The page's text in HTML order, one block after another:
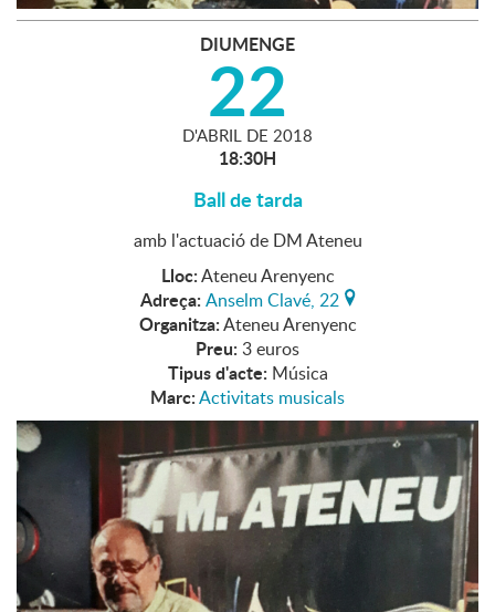
DIUMENGE
22
D'ABRIL DE 2018
18:30H
Ball de tarda
amb l'actuació de DM Ateneu
Lloc:Ateneu Arenyenc
Adreça: Anselm Clavé, 22
Organitza:Ateneu Arenyenc
Preu: 3 euros
Tipus d'acte: Música
Marc:Activitats musicals